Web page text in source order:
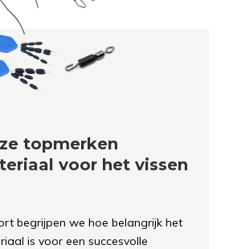
topmerken
voor het vissen
begrijpen we hoe belangrijk het
is voor een succesvolle